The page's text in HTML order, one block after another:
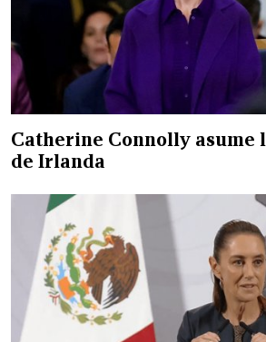
Catherine Connolly asume
de Irlanda